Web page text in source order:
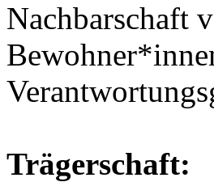
Nachbarschaft
Trägerschaft: